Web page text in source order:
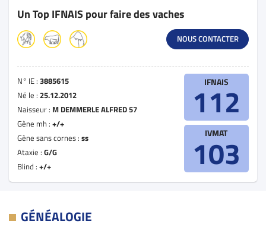
Un Top IFNAIS pour faire des vaches
NOUS CONTACTER
N° IE : 3885615
Né le : 25.12.2012
Naisseur : M DEMMERLE ALFRED 57
Gène mh : +/+
Gène sans cornes : ss
Ataxie : G/G
Blind : +/+
IFNAIS
112
IVMAT
103
GÉNÉALOGIE